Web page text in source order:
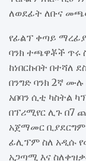
ለወደፊት ለቡና
የፊልፕ ቀጣይ ማረፊያ
ባንክ ተጫዋቾች ጥሩ
ከነበርኩበት በተሻለ
በንግድ ባንክ 2ኛ
አበባን ሲቲ ካስትል
በፕሪሚየር ሊጉ በ7
አጀማመር ቢያደርግም
ፊሊፕም ስለ አዲሱ
አጋጣሚ እና